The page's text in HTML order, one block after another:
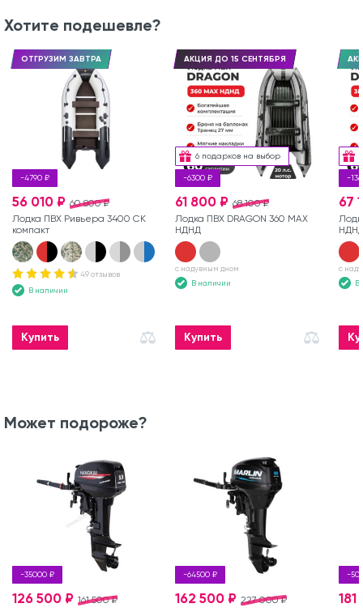
Хотите подешевле?
-4790 ₽
ОТГРУЗИМ ЗАВТРА
60 800 ₽
56 010 ₽
Лодка ПВХ Ривьера 3400 СК
компакт
49 отзывов
В наличии
Купить
6 подарков на выбор
-6300 ₽
АКЦИЯ ДО 15 СЕНТЯБРЯ
68 100 ₽
61 800 ₽
Лодка ПВХ DRAGON 360 MAX
НДНД
с надувным дном
В наличии
Купить
-
67
с
В
Может подороже?
-35000 ₽
161 500 ₽
126 500 ₽
-64500 ₽
227 000 ₽
162 500 ₽
-